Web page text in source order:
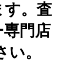
す。査
門店
。